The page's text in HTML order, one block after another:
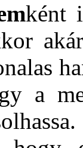
ként
a